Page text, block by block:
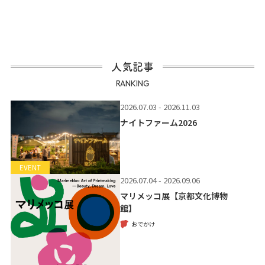
人気記事
RANKING
EVENT
2026.07.03 - 2026.11.03
ナイトファーム2026
2026.07.04 - 2026.09.06
マリメッコ展【京都文化博物
館】
おでかけ